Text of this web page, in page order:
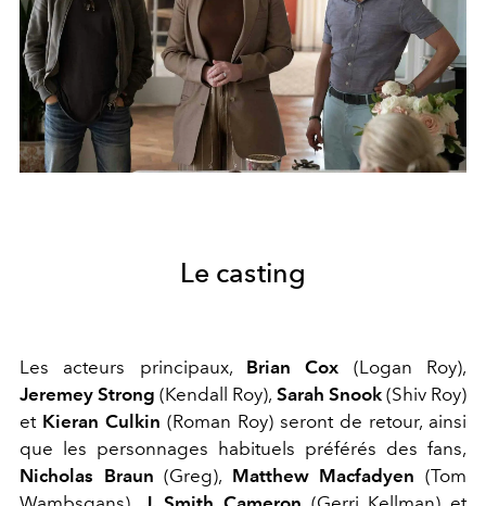
Le casting
Les acteurs principaux, Brian Cox (Logan Roy),
Jeremey Strong (Kendall Roy), Sarah Snook(Shiv Roy)
et Kieran Culkin (Roman Roy) seront de retour, ainsi
que les personnages habituels préférés des fans,
Nicholas Braun (Greg), Matthew Macfadyen (Tom